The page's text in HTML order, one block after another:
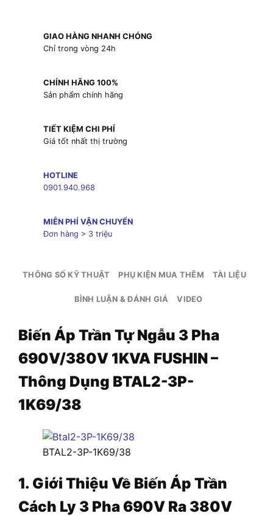
GIAO HÀNG NHANH CHÓNG
Chỉ trong vòng 24h
CHÍNH HÃNG 100%
Sản phẩm chính hãng
TIẾT KIỆM CHI PHÍ
Giá tốt nhất thị trường
HOTLINE
0901.940.968
MIỄN PHÍ VẬN CHUYỂN
Đơn hàng > 3 triệu
THÔNG SỐ KỸ THUẬT PHỤ KIỆN MUA THÊM TÀI LIỆU
BÌNH LUẬN & ĐÁNH GIÁ VIDEO
Biến Áp Trần Tự Ngẫu 3 Pha
690V/380V 1KVA FUSHIN –
Thông Dụng BTAL2-3P-
1K69/38
BTAL2-3P-1K69/38
1. Giới Thiệu Về Biến Áp Trần
Cách Ly 3 Pha 690V Ra 380V